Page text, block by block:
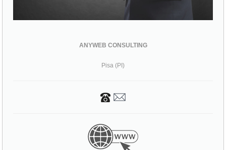
ANYWEB CONSULTING
Pisa (PI)